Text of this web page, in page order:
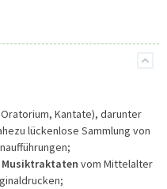
Kantate), darunter
lückenlose Sammlung von
Musiktraktaten vom Mittelalter